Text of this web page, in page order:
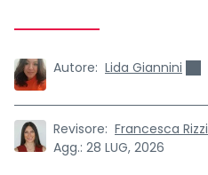
Autore: Lida Giannini
Revisore: Francesca Rizzi
Agg.: 28 LUG, 2026